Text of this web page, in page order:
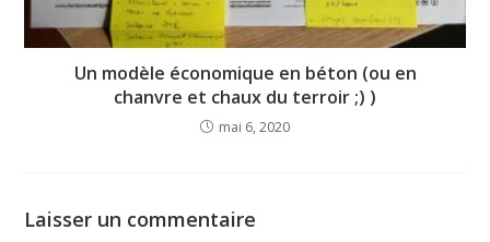
Un modèle économique en béton (ou en
chanvre et chaux du terroir ;) )
mai 6, 2020
Laisser un commentaire